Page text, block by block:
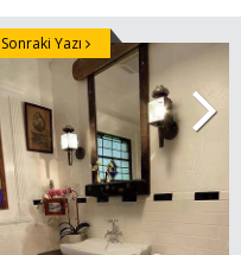
Sonraki Yazı